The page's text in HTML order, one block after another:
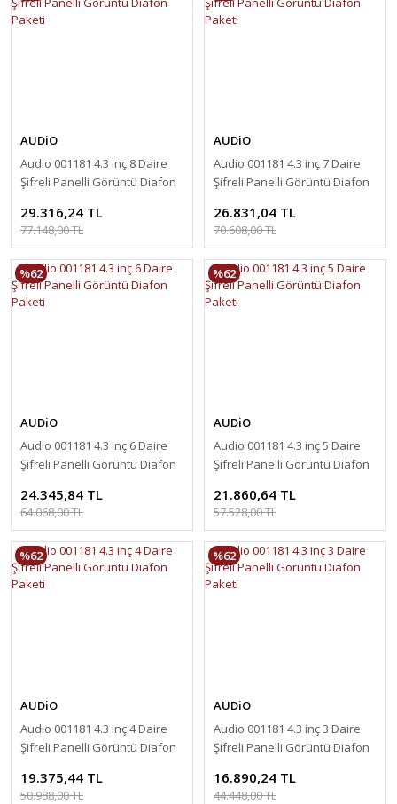
AUDiO
Audio 001181 4.3 inç 8 Daire
Şifreli Panelli Görüntü Diafon
29.316,24 TL
77.148,00 TL
AUDiO
Audio 001181 4.3 inç 7 Daire
Şifreli Panelli Görüntü Diafon
26.831,04 TL
70.608,00 TL
%62
AUDiO
Audio 001181 4.3 inç 6 Daire
Şifreli Panelli Görüntü Diafon
24.345,84 TL
64.068,00 TL
%62
AUDiO
Audio 001181 4.3 inç 5 Daire
Şifreli Panelli Görüntü Diafon
21.860,64 TL
57.528,00 TL
%62
AUDiO
Audio 001181 4.3 inç 4 Daire
Şifreli Panelli Görüntü Diafon
19.375,44 TL
50.988,00 TL
%62
AUDiO
Audio 001181 4.3 inç 3 Daire
Şifreli Panelli Görüntü Diafon
16.890,24 TL
44.448,00 TL